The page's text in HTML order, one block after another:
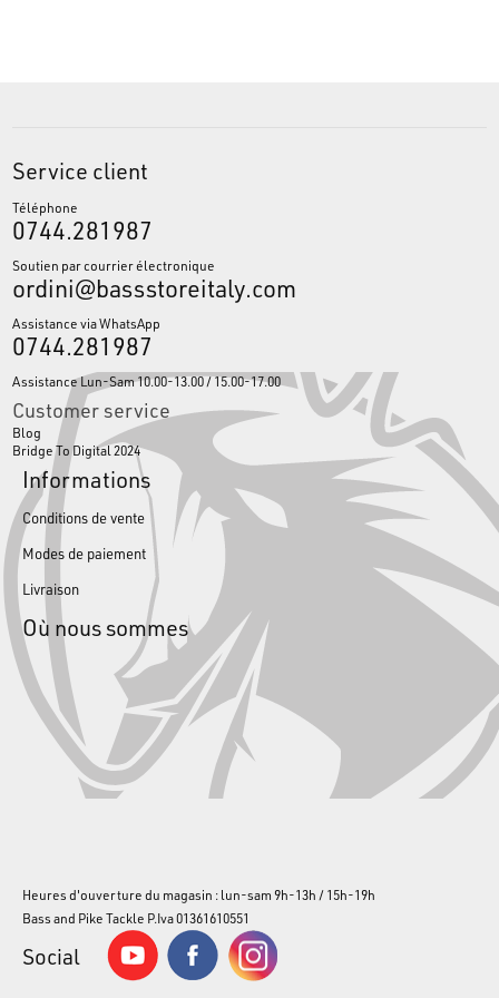
Service client
Téléphone
0744.281987
Soutien par courrier électronique
ordini@bassstoreitaly.com
Assistance via WhatsApp
0744.281987
Assistance Lun-Sam 10.00-13.00 / 15.00-17.00
Customer service
Blog
Bridge To Digital 2024
Informations
Conditions de vente
Modes de paiement
Livraison
Où nous sommes
Heures d'ouverture du magasin : lun-sam 9h-13h / 15h-19h
Bass and Pike Tackle P.Iva 01361610551
Social